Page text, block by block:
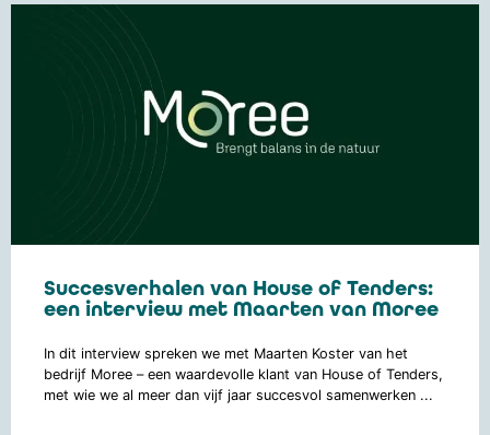
Succesverhalen van House of Tenders:
een interview met Maarten van Moree
In dit interview spreken we met Maarten Koster van het
bedrijf Moree – een waardevolle klant van House of Tenders,
met wie we al meer dan vijf jaar succesvol samenwerken ...